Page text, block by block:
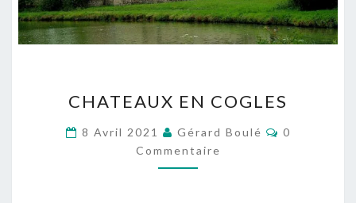
EN
COGLES
CHATEAUX EN COGLES
8 Avril 2021 Gérard Boulé
0
Commentaire